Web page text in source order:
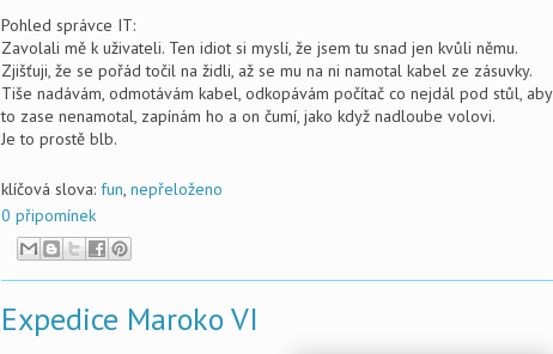
Pohled správce IT:
Zavolali mě k uživateli. Ten idiot si myslí, že jsem tu snad jen kvůli němu.
Zjišťuji, že se pořád točil na židli, až se mu na ni namotal kabel ze zásuvky.
Tiše nadávám, odmotávám kabel, odkopávám počítač co nejdál pod stůl, aby
to zase nenamotal, zapínám ho a on čumí, jako když nadloube volovi.
Je to prostě blb.
klíčová slova: fun, nepřeloženo
0 připomínek
Expedice Maroko VI